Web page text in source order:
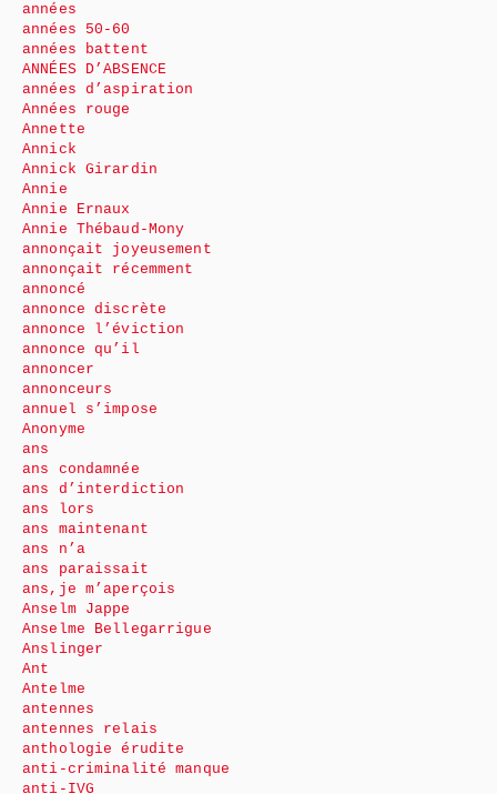
années
années 50-60
années battent
ANNÉES D’ABSENCE
années d’aspiration
Années rouge
Annette
Annick
Annick Girardin
Annie
Annie Ernaux
Annie Thébaud-Mony
annonçait joyeusement
annonçait récemment
annoncé
annonce discrète
annonce l’éviction
annonce qu’il
annoncer
annonceurs
annuel s’impose
Anonyme
ans
ans condamnée
ans d’interdiction
ans lors
ans maintenant
ans n’a
ans paraissait
ans,je m’aperçois
Anselm Jappe
Anselme Bellegarrigue
Anslinger
Ant
Antelme
antennes
antennes relais
anthologie érudite
anti-criminalité manque
anti-IVG